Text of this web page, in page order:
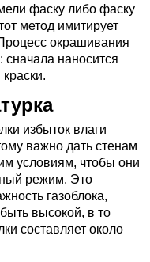
фаску либо фаску
метод имитирует
окрашивания
сначала наносится
избыток влаги
важно дать стенам
условиям, чтобы они
режим. Это
газоблока,
высокой, в то
составляет около